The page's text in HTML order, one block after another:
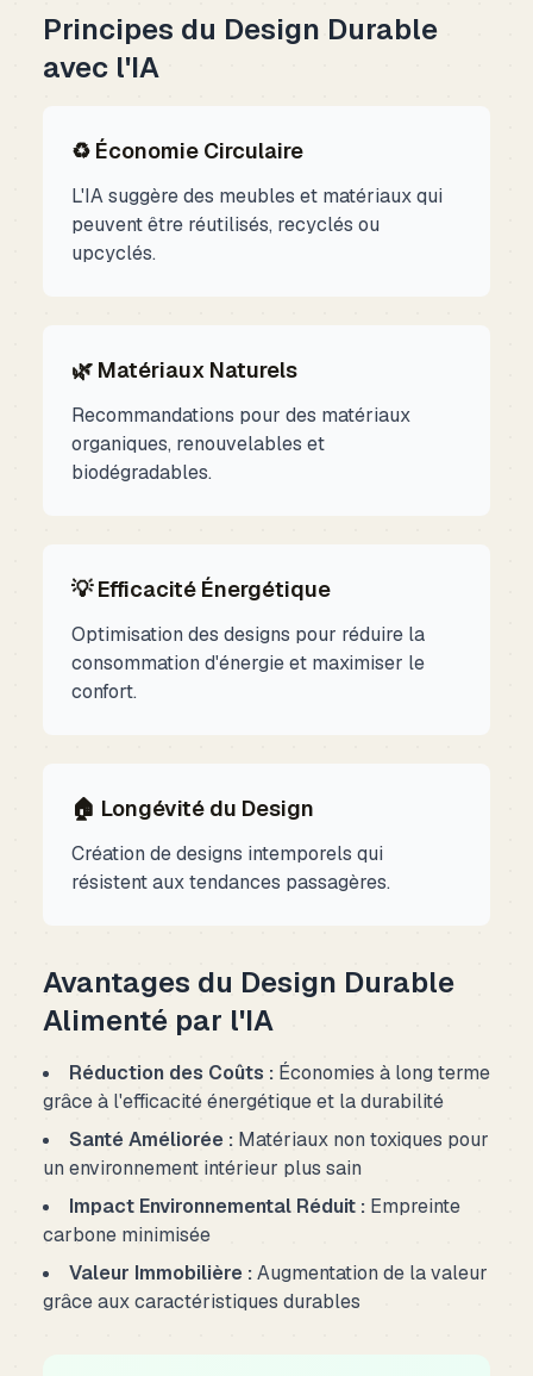
Principes du Design Durable
avec l'IA
♻️ Économie Circulaire
L'IA suggère des meubles et matériaux qui
peuvent être réutilisés, recyclés ou
upcyclés.
🌿 Matériaux Naturels
Recommandations pour des matériaux
organiques, renouvelables et
biodégradables.
💡 Efficacité Énergétique
Optimisation des designs pour réduire la
consommation d'énergie et maximiser le
confort.
🏠 Longévité du Design
Création de designs intemporels qui
résistent aux tendances passagères.
Avantages du Design Durable
Alimenté par l'IA
Réduction des Coûts : Économies à long terme
grâce à l'efficacité énergétique et la durabilité
Santé Améliorée : Matériaux non toxiques pour
un environnement intérieur plus sain
Impact Environnemental Réduit : Empreinte
carbone minimisée
Valeur Immobilière :Augmentation de la valeur
grâce aux caractéristiques durables